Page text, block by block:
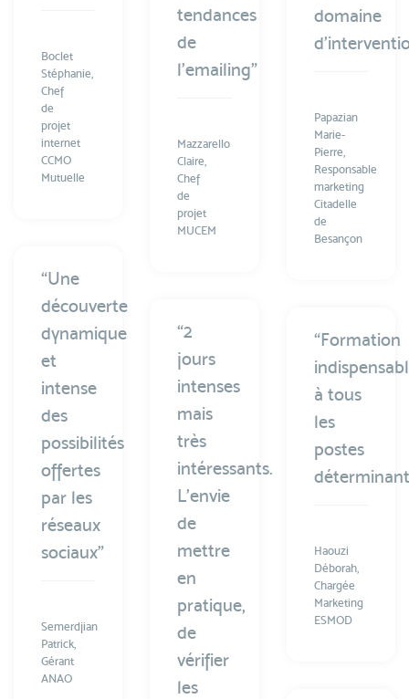
tendances
de
l’emailing”
Mazzarello
Claire,
Chef
de
projet
MUCEM
domaine
Papazian
Marie-
Pierre,
Responsable
marketing
Citadelle
de
Besançon
Boclet
Stéphanie,
Chef
de
projet
internet
CCMO
Mutuelle
“Une
découverte
dynamique
et
intense
des
possibilités
offertes
par les
réseaux
sociaux”
Semerdjian
Patrick,
Gérant
ANAO
“2
jours
intenses
mais
très
intéressants.
L'envie
de
mettre
en
pratique,
de
vérifier
les
“Formation
à tous
les
postes
Haouzi
Déborah,
Chargée
Marketing
ESMOD